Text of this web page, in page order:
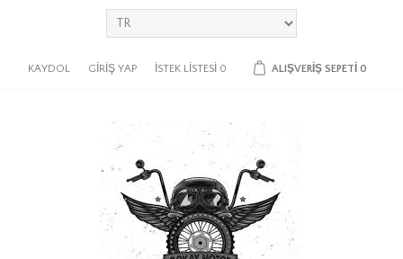
KAYDOL GIRIŞ YAP İSTEK LISTESI 0 ALIŞVERIŞ SEPETI 0